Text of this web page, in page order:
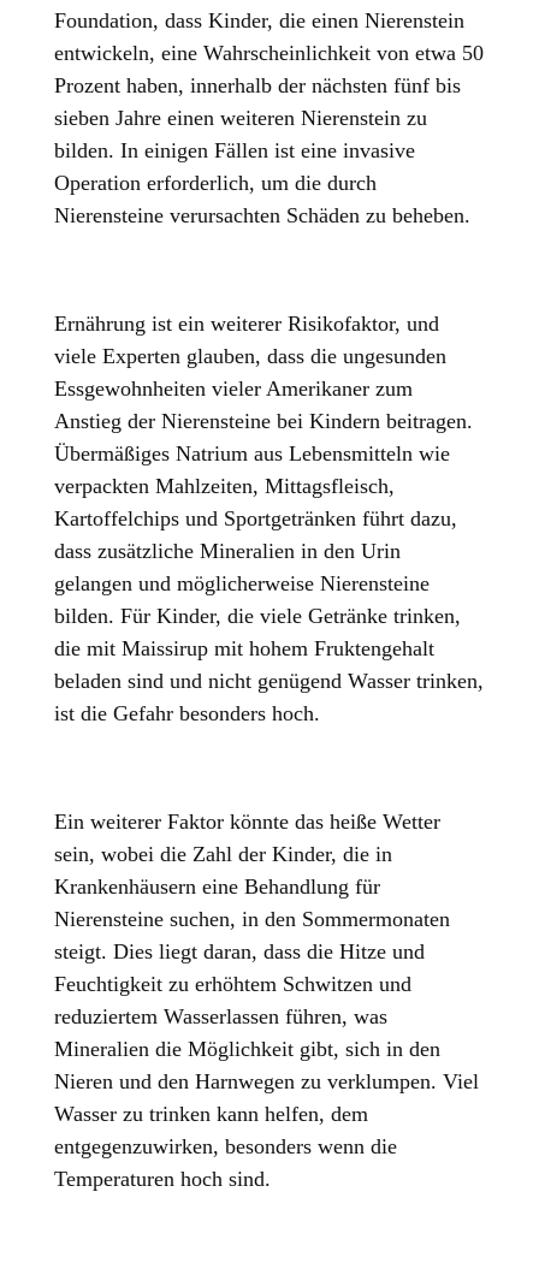
Foundation, dass Kinder, die einen Nierenstein
entwickeln, eine Wahrscheinlichkeit von etwa 50
Prozent haben, innerhalb der nächsten fünf bis
sieben Jahre einen weiteren Nierenstein zu
bilden. In einigen Fällen ist eine invasive
Operation erforderlich, um die durch
Nierensteine verursachten Schäden zu beheben.
Ernährung ist ein weiterer Risikofaktor, und
viele Experten glauben, dass die ungesunden
Essgewohnheiten vieler Amerikaner zum
Anstieg der Nierensteine bei Kindern beitragen.
Übermäßiges Natrium aus Lebensmitteln wie
verpackten Mahlzeiten, Mittagsfleisch,
Kartoffelchips und Sportgetränken führt dazu,
dass zusätzliche Mineralien in den Urin
gelangen und möglicherweise Nierensteine
bilden. Für Kinder, die viele Getränke trinken,
die mit Maissirup mit hohem Fruktengehalt
beladen sind und nicht genügend Wasser trinken,
ist die Gefahr besonders hoch.
Ein weiterer Faktor könnte das heiße Wetter
sein, wobei die Zahl der Kinder, die in
Krankenhäusern eine Behandlung für
Nierensteine suchen, in den Sommermonaten
steigt. Dies liegt daran, dass die Hitze und
Feuchtigkeit zu erhöhtem Schwitzen und
reduziertem Wasserlassen führen, was
Mineralien die Möglichkeit gibt, sich in den
Nieren und den Harnwegen zu verklumpen. Viel
Wasser zu trinken kann helfen, dem
entgegenzuwirken, besonders wenn die
Temperaturen hoch sind.